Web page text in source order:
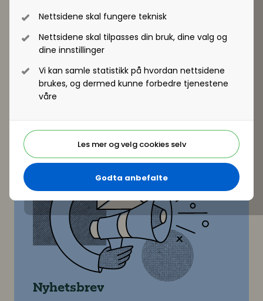
Nettsidene skal fungere teknisk
Nettsidene skal tilpasses din bruk, dine valg og
dine innstillinger
Vi kan samle statistikk på hvordan nettsidene
brukes, og dermed kunne forbedre tjenestene
våre
Les mer og velg cookies selv
Godta anbefalte
kompetanse og verktøy som hjelper deg å
utvikle virksomheten strategisk for
fremtiden og praktisk i arbeidshverdagen.
Her kan du lese om medlemskap og
Nyhetsbrev